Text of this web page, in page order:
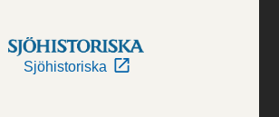
Sjöhistoriska